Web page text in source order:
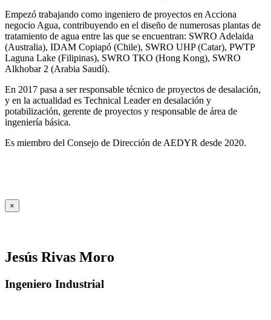
Empezó trabajando como ingeniero de proyectos en Acciona
negocio Agua, contribuyendo en el diseño de numerosas plantas de
tratamiento de agua entre las que se encuentran: SWRO Adelaida
(Australia), IDAM Copiapó (Chile), SWRO UHP (Catar), PWTP
Laguna Lake (Filipinas), SWRO TKO (Hong Kong), SWRO
Alkhobar 2 (Arabia Saudí).
En 2017 pasa a ser responsable técnico de proyectos de desalación,
y en la actualidad es Technical Leader en desalación y
potabilización, gerente de proyectos y responsable de área de
ingeniería básica.
Es miembro del Consejo de Dirección de AEDYR desde 2020.
×
Jesús Rivas Moro
Ingeniero Industrial